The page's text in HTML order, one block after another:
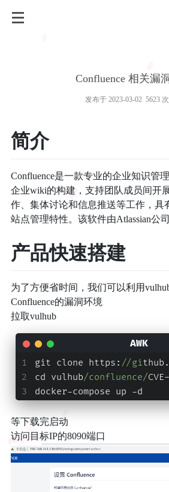
Confluence 相关漏
发布于 2023-03-02 5623
简介
Confluence是一款专业的企业知识管
企业wiki的构建，支持团队成员间开
作、集体讨论和信息推送等工作，具
站点管理特性。该软件由Atlassian公
产品快速搭建
为了方便省时间，我们可以利用
Confluence的漏洞环境
拉取vulhub
git clone https: //gi
cd vulhub/confluence/CVE-
docker-compose up -d
等下载完启动
访问目标IP的8090端口